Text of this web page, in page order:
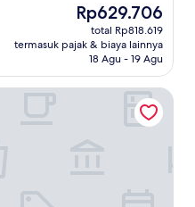
Harga
sekarang
Rp629.706
Rp629.706
total Rp818.619
termasuk pajak & biaya lainnya
18 Agu - 19 Agu